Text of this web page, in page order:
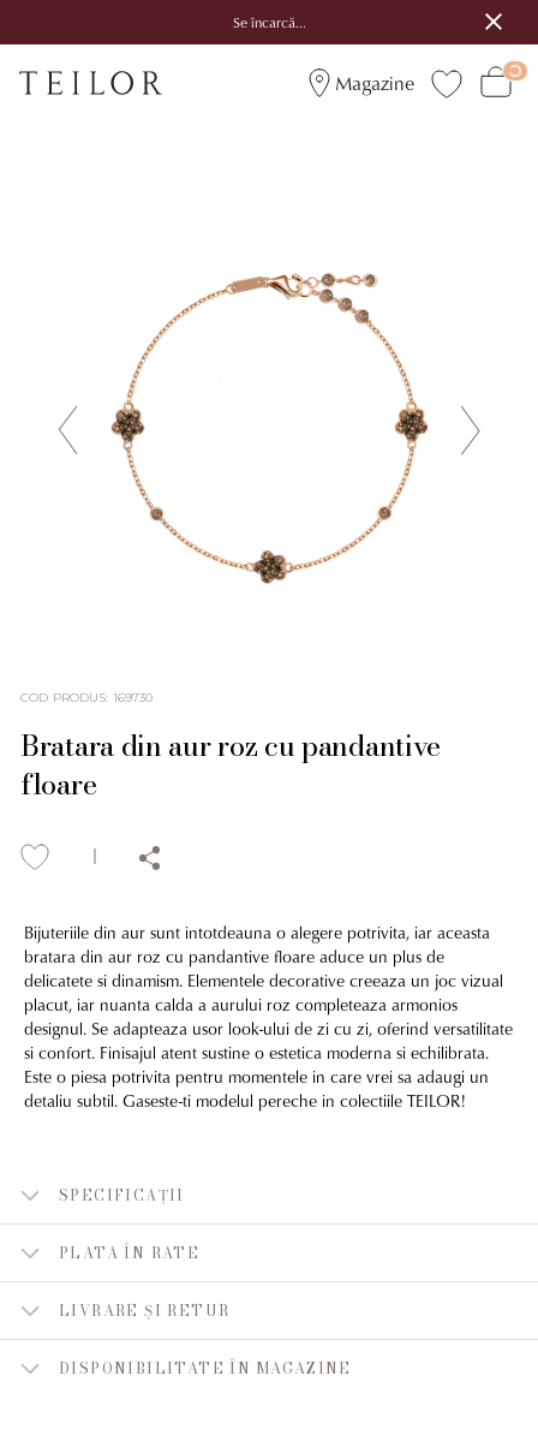
Se încarcă...
Magazine
COD PRODUS: 169730
Bratara din aur roz cu pandantive
floare
Bijuteriile din aur sunt intotdeauna o alegere potrivita, iar aceasta
bratara din aur roz cu pandantive floare aduce un plus de
delicatete si dinamism. Elementele decorative creeaza un joc vizual
placut, iar nuanta calda a aurului roz completeaza armonios
designul. Se adapteaza usor look-ului de zi cu zi, oferind versatilitate
si confort. Finisajul atent sustine o estetica moderna si echilibrata.
Este o piesa potrivita pentru momentele in care vrei sa adaugi un
detaliu subtil. Gaseste-ti modelul pereche in colectiile TEILOR!
SPECIFICAȚII
PLATA ÎN RATE
LIVRARE ȘI RETUR
DISPONIBILITATE ÎN MAGAZINE